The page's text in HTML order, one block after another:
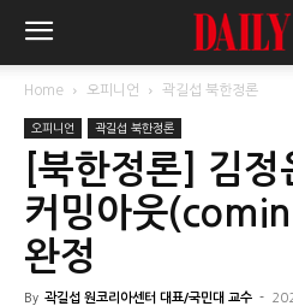
Home 오피니언 곽길섭 북한정론
오피니언 곽길섭 북한정론
[북한정론] 김정
커밍아웃
완정
By 곽길섭 원코리아센터 대표/국민대 교수 -